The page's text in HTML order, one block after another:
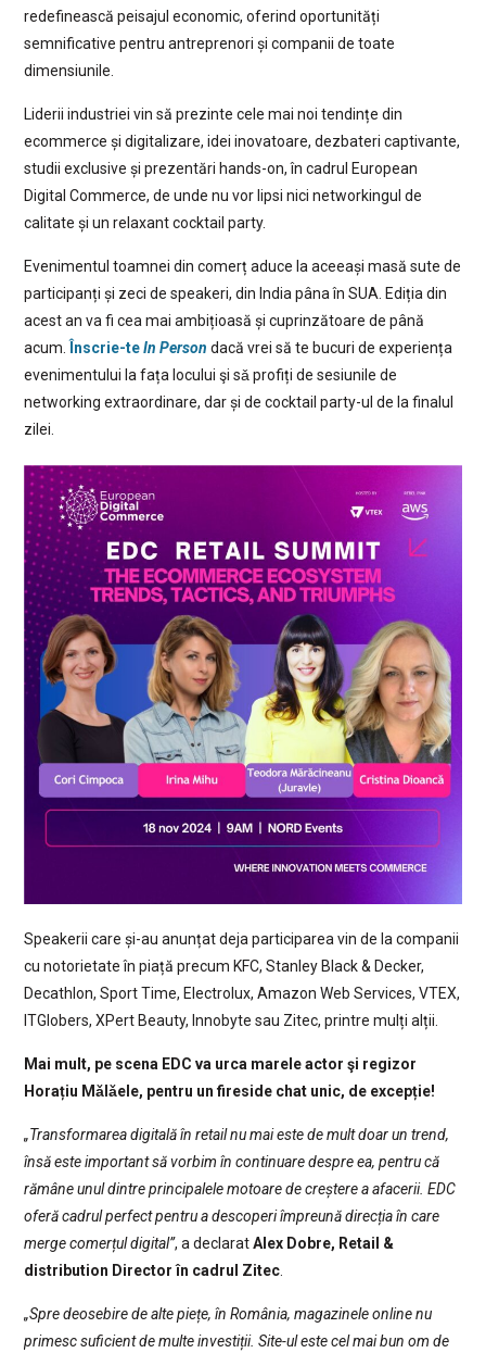
redefinească peisajul economic, oferind oportunități
semnificative pentru antreprenori și companii de toate
dimensiunile.
Liderii industriei vin să prezinte cele mai noi tendințe din
ecommerce și digitalizare, idei inovatoare, dezbateri captivante,
studii exclusive și prezentări hands-on, în cadrul European
Digital Commerce, de unde nu vor lipsi nici networkingul de
calitate și un relaxant cocktail party.
Evenimentul toamnei din comerț aduce la aceeași masă sute de
participanți și zeci de speakeri, din India pâna în SUA. Ediția din
acest an va fi cea mai ambițioasă și cuprinzătoare de până
acum.
Înscrie-teIn Person dacă vrei să te bucuri de experiența
evenimentului la fața locului şi sǎ profiți de sesiunile de
networking extraordinare, dar și de cocktail party-ul de la finalul
zilei.
Speakerii care și-au anunțat deja participarea vin de la companii
cu notorietate în piață precum KFC, Stanley Black & Decker,
Decathlon, Sport Time, Electrolux, Amazon Web Services, VTEX,
ITGlobers, XPert Beauty, Innobyte sau Zitec, printre mulți alții.
Mai mult, pe scena EDC va urca marele actor şi regizor
Horațiu Mǎlǎele, pentru un fireside chat unic, de excepție!
„Transformarea digitală în retail nu mai este de mult doar un trend,
însă este important să vorbim în continuare despre ea, pentru că
rămâne unul dintre principalele motoare de creștere a afacerii. EDC
oferă cadrul perfect pentru a descoperi împreună direcția în care
merge comerțul digital”, a declaratAlex Dobre, Retail &
distribution Director în cadrul Zitec.
„Spre deosebire de alte piețe, în România, magazinele online nu
primesc suficient de multe investiții. Site-ul este cel mai bun om de